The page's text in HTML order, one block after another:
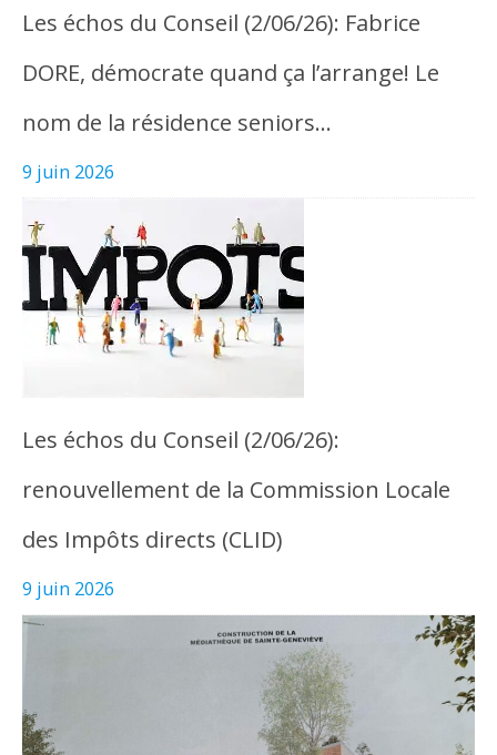
Les échos du Conseil (2/06/26): Fabrice
DORE, démocrate quand ça l’arrange! Le
nom de la résidence seniors…
9 juin 2026
Les échos du Conseil (2/06/26):
renouvellement de la Commission Locale
des Impôts directs (CLID)
9 juin 2026